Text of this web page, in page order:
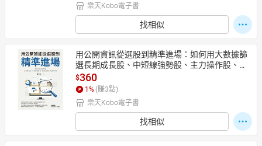
樂天Kobo電子書
找相似
用公開資訊從選股到精準進場：如何用大數據篩
選長期成長股、中短線強勢股、主力操作股、高
殖利率股【電子書】
$360
1 % (賺3點)
樂天Kobo電子書
找相似